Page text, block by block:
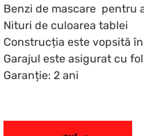
Benzi de mascare pentru
Nituri de culoarea tablei
Construcția este vopsită
Garajul este asigurat cu
Garanție: 2 ani